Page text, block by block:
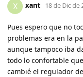
X xant 18 de Dic de
Pues espero que no
problemas era en la
aunque tampoco iba
todo lo confortable
cambié el regulador